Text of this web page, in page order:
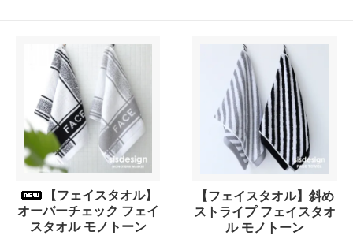
【フェイスタオル】
オーバーチェック フェイ
スタオル モノトーン
【フェイスタオル】斜め
ストライプ フェイスタオ
ル モノトーン